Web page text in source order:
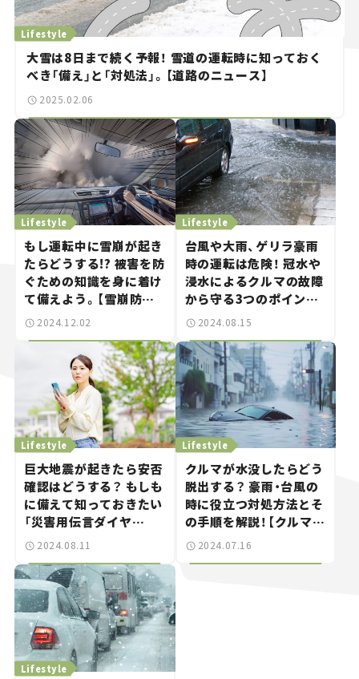
Lifestyle
大雪は8日まで続く予報！ 雪道の運転時に知っておく
べき「備え」と「対処法」。【道路のニュース】
2025.02.06
Lifestyle
もし運転中に雪崩が起き
たらどうする!? 被害を防
ぐための知識を身に着け
て備えよう。【雪崩防災
週間】
2024.12.02
Lifestyle
台風や大雨、ゲリラ豪雨
時の運転は危険！ 冠水や
浸水によるクルマの故障
から守る3つのポイント
を解説。【クルマと防災】
2024.08.15
Lifestyle
巨大地震が起きたら安否
確認はどうする？ もしも
に備えて知っておきたい
「災害用伝言ダイヤ
ル“171”」と「災害用伝
方。
2024.08.11
Lifestyle
クルマが水没したらどう
脱出する？ 豪雨・台風の
時に役立つ対処方法とそ
の手順を解説！【クルマと
防災】
2024.07.16
Lifestyle